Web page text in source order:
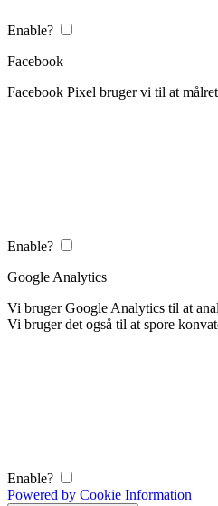
Enable?
Facebook
Facebook Pixel bruger vi til at
Enable?
Google Analytics
Vi bruger Google Analytics til at
Vi bruger det også til at spore
Enable?
Powered by Cookie Information